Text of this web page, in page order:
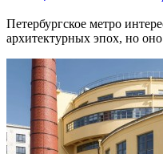
Петербургское метро
архитектурных эпох, но